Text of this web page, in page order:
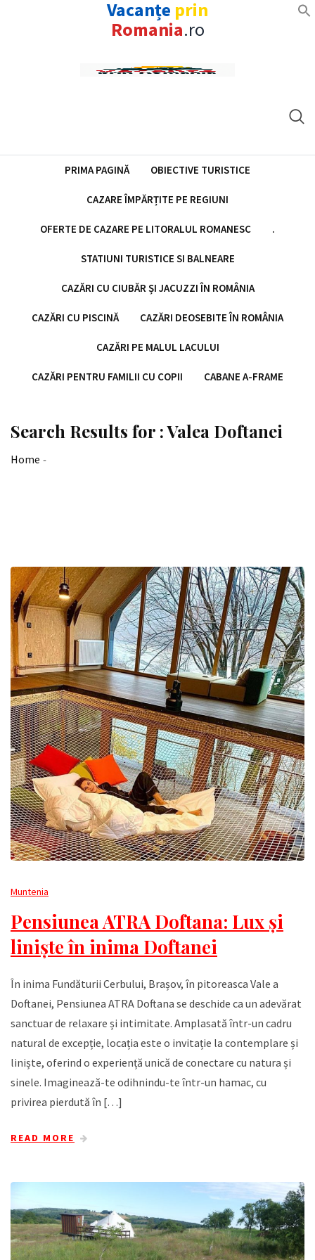
Vacanțe prin
Romania.ro
PRIMA PAGINĂ OBIECTIVE TURISTICE
CAZARE ÎMPĂRȚITE PE REGIUNI
OFERTE DE CAZARE PE LITORALUL ROMANESC .
STATIUNI TURISTICE SI BALNEARE
CAZĂRI CU CIUBĂR ȘI JACUZZI ÎN ROMÂNIA
CAZĂRI CU PISCINĂ CAZĂRI DEOSEBITE ÎN ROMÂNIA
CAZĂRI PE MALUL LACULUI
CAZĂRI PENTRU FAMILII CU COPII CABANE A-FRAME
Search Results for : Valea Doftanei
Home -
Muntenia
Pensiunea ATRA Doftana: Lux și
liniște în inima Doftanei
În inima Fundăturii Cerbului, Brașov, în pitoreasca Vale a
Doftanei, Pensiunea ATRA Doftana se deschide ca un adevărat
sanctuar de relaxare și intimitate. Amplasată într-un cadru
natural de excepție, locația este o invitație la contemplare și
liniște, oferind o experiență unică de conectare cu natura și
sinele. Imaginează-te odihnindu-te într-un hamac, cu
privirea pierdută în […]
READ MORE